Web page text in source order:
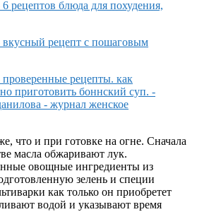
что и при готовке на огне. Сначала
масла обжаривают лук.
овощные ингредиенты из
зелень и специи
как только он приобретет
водой и указывают время